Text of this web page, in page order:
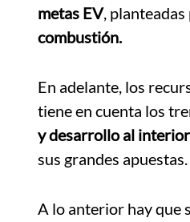
metas EV, planteadas
combustión.
En adelante, los
tiene en cuenta los
y desarrollo al interior
sus grandes apuestas.
A lo anterior hay que